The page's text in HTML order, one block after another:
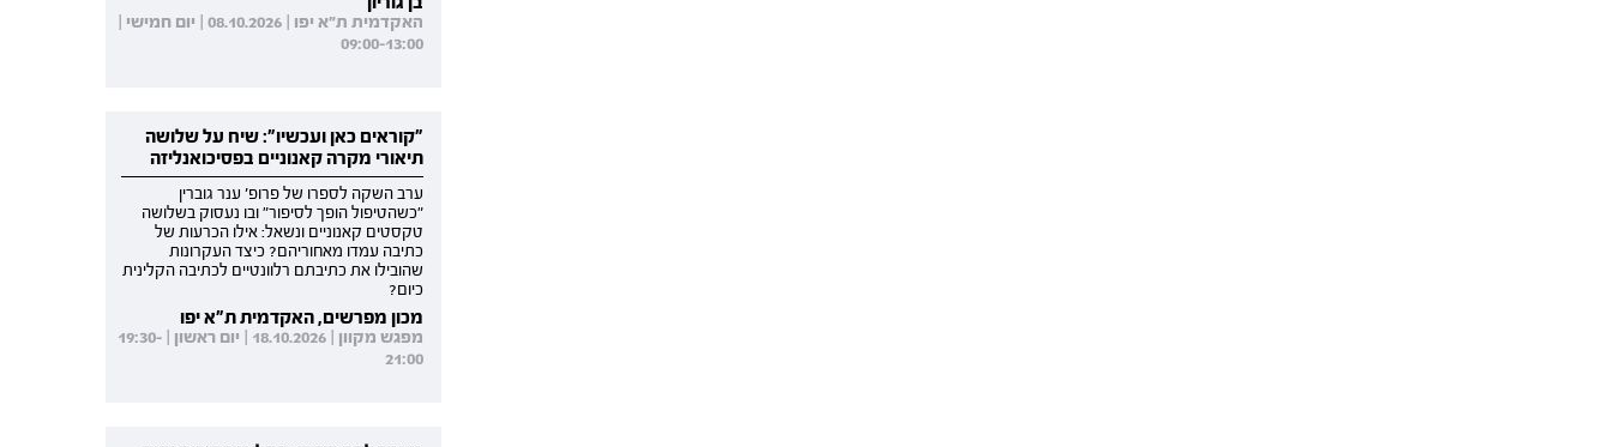
האקדמית ת"א יפו | 08.10.2026 | יום חמישי |
09:00-13:00
"קוראים כאן ועכשיו": שיח על שלושה
תיאורי מקרה קאנוניים בפסיכואנליזה
ערב השקה לספרו של פרופ' ענר גוברין
"כשהטיפול הופך לסיפור" ובו נעסוק בשלושה
טקסטים קאנוניים ונשאל: אילו הכרעות של
כתיבה עמדו מאחוריהם? כיצד העקרונות
שהובילו את כתיבתם רלוונטיים לכתיבה הקלינית
כיום?
מכון מפרשים, האקדמית ת"א יפו
מפגש מקוון | 18.10.2026 | יום ראשון | 19:30-
21:00